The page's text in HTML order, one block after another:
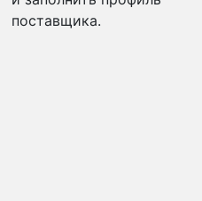
поставщика.